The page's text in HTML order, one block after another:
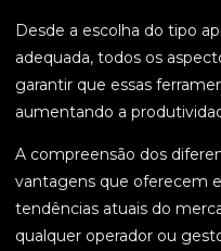
Desde a escolha do tipo
adequada, todos os
garantir que essas
aumentando a
A compreensão dos
vantagens que oferecem
tendências atuais do
qualquer operador ou